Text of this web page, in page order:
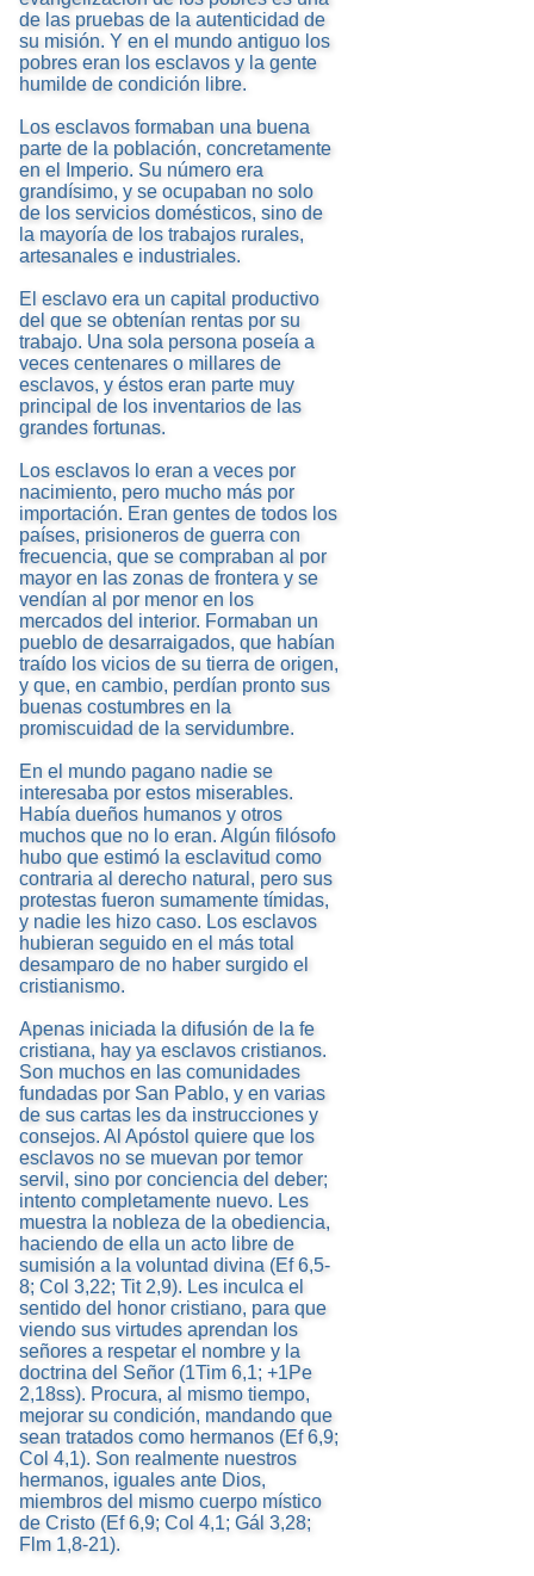
de las pruebas de la autenticidad de
su misión. Y en el mundo antiguo los
pobres eran los esclavos y la gente
humilde de condición libre.
Los esclavos formaban una buena
parte de la población, concretamente
en el Imperio. Su número era
grandísimo, y se ocupaban no solo
de los servicios domésticos, sino de
la mayoría de los trabajos rurales,
artesanales e industriales.
El esclavo era un capital productivo
del que se obtenían rentas por su
trabajo. Una sola persona poseía a
veces centenares o millares de
esclavos, y éstos eran parte muy
principal de los inventarios de las
grandes fortunas.
Los esclavos lo eran a veces por
nacimiento, pero mucho más por
importación. Eran gentes de todos los
países, prisioneros de guerra con
frecuencia, que se compraban al por
mayor en las zonas de frontera y se
vendían al por menor en los
mercados del interior. Formaban un
pueblo de desarraigados, que habían
traído los vicios de su tierra de origen,
y que, en cambio, perdían pronto sus
buenas costumbres en la
promiscuidad de la servidumbre.
En el mundo pagano nadie se
interesaba por estos miserables.
Había dueños humanos y otros
muchos que no lo eran. Algún filósofo
hubo que estimó la esclavitud como
contraria al derecho natural, pero sus
protestas fueron sumamente tímidas,
y nadie les hizo caso. Los esclavos
hubieran seguido en el más total
desamparo de no haber surgido el
cristianismo.
Apenas iniciada la difusión de la fe
cristiana, hay ya esclavos cristianos.
Son muchos en las comunidades
fundadas por San Pablo, y en varias
de sus cartas les da instrucciones y
consejos. Al Apóstol quiere que los
esclavos no se muevan por temor
servil, sino por conciencia del deber;
intento completamente nuevo. Les
muestra la nobleza de la obediencia,
haciendo de ella un acto libre de
sumisión a la voluntad divina (Ef 6,5-
8; Col 3,22; Tit 2,9). Les inculca el
sentido del honor cristiano, para que
viendo sus virtudes aprendan los
señores a respetar el nombre y la
doctrina del Señor (1Tim 6,1; +1Pe
2,18ss). Procura, al mismo tiempo,
mejorar su condición, mandando que
sean tratados como hermanos (Ef 6,9;
Col 4,1). Son realmente nuestros
hermanos, iguales ante Dios,
miembros del mismo cuerpo místico
de Cristo (Ef 6,9; Col 4,1; Gál 3,28;
Flm 1,8-21).